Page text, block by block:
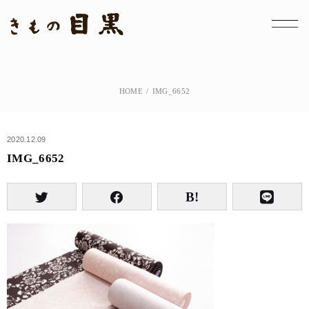
HOME IMG_6652
2020.12.09
IMG_6652